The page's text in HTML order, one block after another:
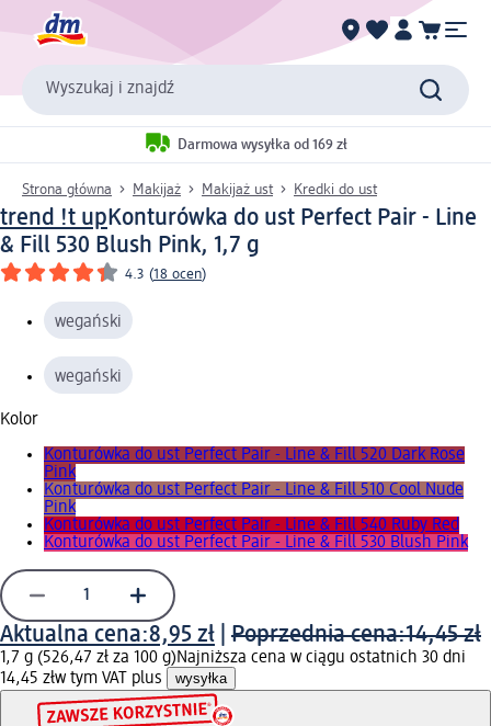
Wyszukaj i znajdź
Darmowa wysyłka od 169 zł
Strona główna Makijaż Makijaż ust Kredki do ust
trend !t up Konturówka do ust Perfect Pair - Line
& Fill 530 Blush Pink, 1,7 g
4.3 (18 ocen)
wegański
wegański
Kolor
Konturówka do ust Perfect Pair - Line & Fill 520 Dark Rose
Pink
Konturówka do ust Perfect Pair - Line & Fill 510 Cool Nude
Pink
Konturówka do ust Perfect Pair - Line & Fill 540 Ruby Red
Konturówka do ust Perfect Pair - Line & Fill 530 Blush Pink
Aktualna cena:8,95 zł Poprzednia cena:14,45 zł
1,7 g (526,47 zł za 100 g)Najniższa cena w ciągu ostatnich 30 dni
14,45 złw tym VAT plus wysyłka